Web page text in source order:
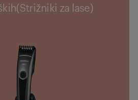
za lase)